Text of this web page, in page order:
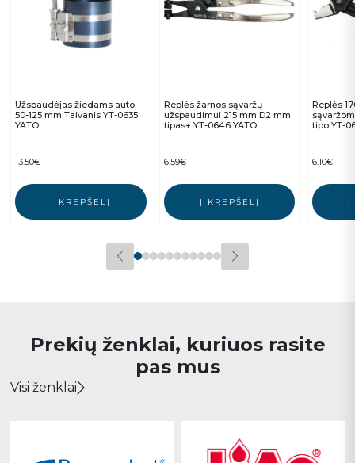
Užspaudėjas žiedams auto
50-125 mm Taivanis YT-0635
YATO
13.50€
Į KREPŠELĮ
Replės žarnos sąvaržų
užspaudimui 215 mm D2 mm
tipas+ YT-0646 YATO
6.59€
Į KREPŠELĮ
Replės
tipo YT-
6.10€
Į
Prekių ženklai, kuriuos rasite
pas mus
Visi ženklai